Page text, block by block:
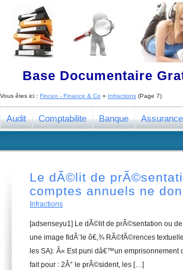
Base Documentaire
Vous êtes ici : Finceo - Finance & Co » Infractions (Page 7)
Audit Comptabilite Banque Assurance
Le dÃ©lit de
comptes annuels ne
Infractions
[adsenseyu1] Le dÃ©lit de prÃ©sentation ou
une image fidÃ¨le ô€‚¾ RÃ©fÃ©rences
les SA): Â« Est puni dâ€™un
fait pour : 2Â° le prÃ©sident, les […]